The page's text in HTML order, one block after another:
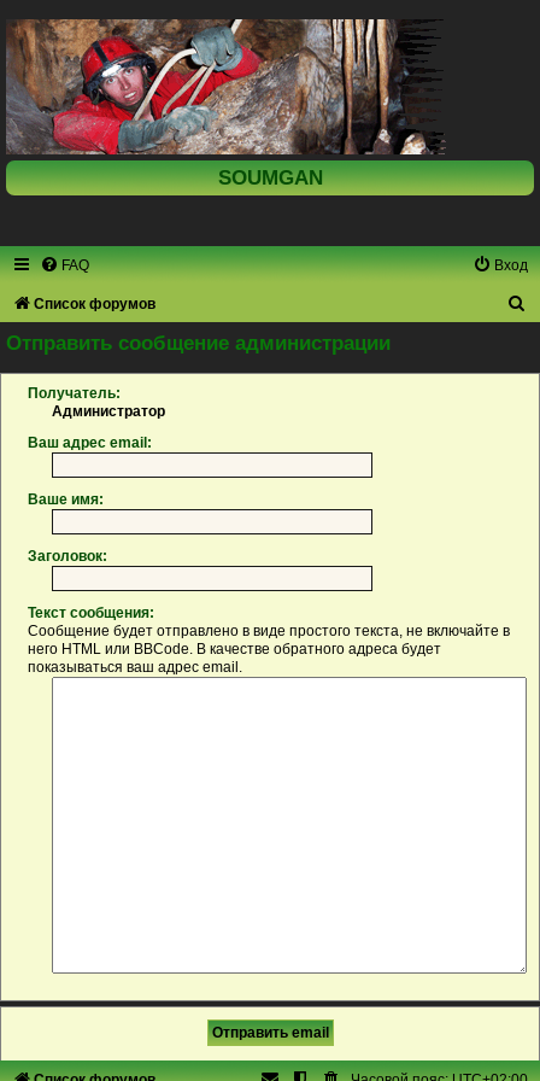
SOUMGAN
FAQ Вход
Список форумов
Отправить сообщение администрации
Получатель:
Администратор
Ваш адрес email:
Ваше имя:
Заголовок:
Текст сообщения:
Сообщение будет отправлено в виде простого текста, не включайте в
него HTML или BBCode. В качестве обратного адреса будет
показываться ваш адрес email.